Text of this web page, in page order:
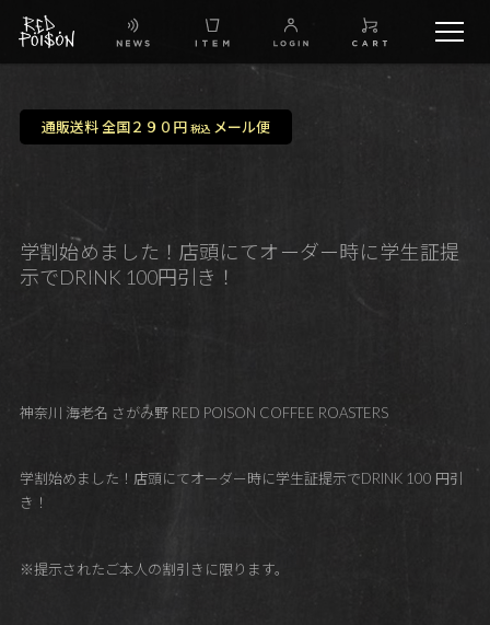
FB
通販送料 全国２９０円 税込メール便
学割始めました！店頭にてオーダー時に学生証提
示でDRINK 100円引き！
神奈川 海老名 さがみ野 RED POISON COFFEE ROASTERS
学割始めました！店頭にてオーダー時に学生証提示でDRINK 100 円引
き！
※提示されたご本人の割引きに限ります。